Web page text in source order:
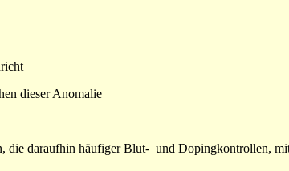
dieser Anomalie
die daraufhin häufiger Blut- und Dopingkontrollen,